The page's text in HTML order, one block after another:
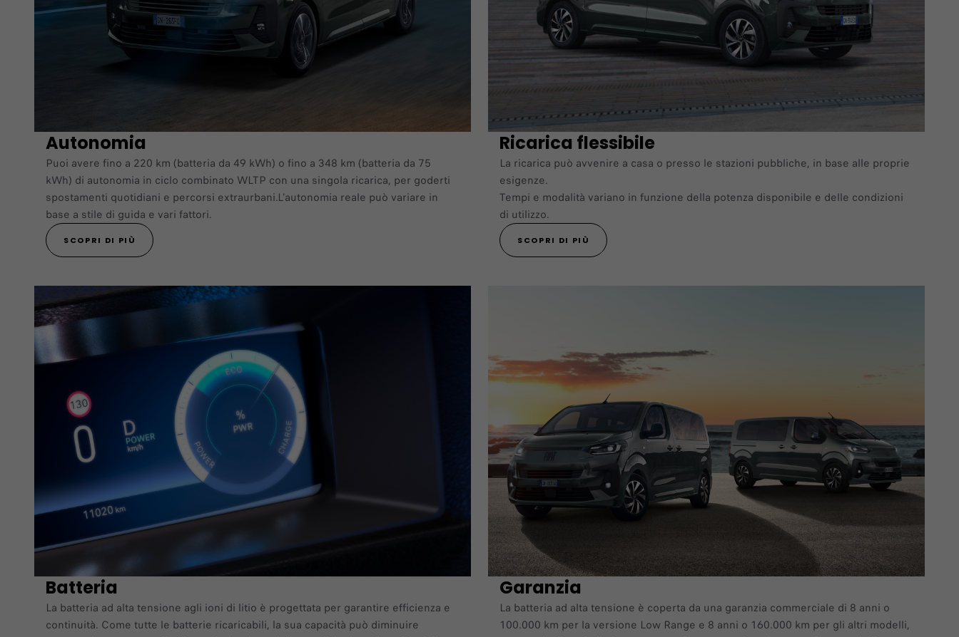
Autonomia
Puoi avere fino a 220 km (batteria da 49 kWh) o fino a 348 km (batteria da 75
kWh) di autonomia in ciclo combinato WLTP con una singola ricarica, per goderti
spostamenti quotidiani e percorsi extraurbani.L’autonomia reale può variare in
base a stile di guida e vari fattori.
SCOPRI DI PIÙ
Ricarica flessibile
La ricarica può avvenire a casa o presso le stazioni pubbliche, in base alle proprie
esigenze.
Tempi e modalità variano in funzione della potenza disponibile e delle condizioni
di utilizzo.
SCOPRI DI PIÙ
Batteria
La batteria ad alta tensione agli ioni di litio è progettata per garantire efficienza e
continuità. Come tutte le batterie ricaricabili, la sua capacità può diminuire
Garanzia
La batteria ad alta tensione è coperta da una garanzia commerciale di 8 anni o
100.000 km per la versione Low Range e 8 anni o 160.000 km per gli altri modelli,